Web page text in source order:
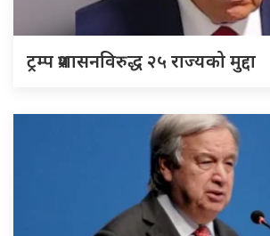
ट्रम्प प्रशासनविरुद्ध २५ राज्यको मुद्दा